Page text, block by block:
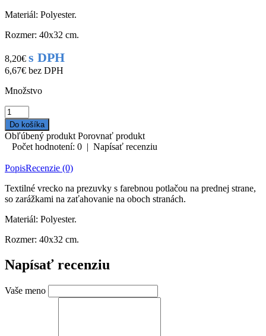
Materiál: Polyester.
Rozmer: 40x32 cm.
8,20€ s DPH
6,67€ bez DPH
Množstvo
Obľúbený produkt Porovnať produkt
Počet hodnotení: 0 | Napísať recenziu
PopisRecenzie (0)
Textilné vrecko na prezuvky s farebnou potlačou na prednej strane,
so zarážkami na zaťahovanie na oboch stranách.
Materiál: Polyester.
Rozmer: 40x32 cm.
Napísať recenziu
Vaše meno